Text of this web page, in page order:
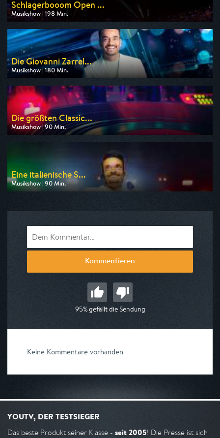
Schlagerbooom Open ...
Musikshow | 198 Min.
Ausgestrahlt von MDR
am 22.08.2026, 20:15
Die Giovanni Zarrel...
Musikshow | 180 Min.
Ausgestrahlt von ZDF
am 29.08.2026, 20:15
Die größten Classic...
Musikshow | 90 Min.
Ausgestrahlt von SR Fernsehen
Eine italienische S...
Musikshow | 90 Min.
Ausgestrahlt von ZDF
Kommentieren
95% gefällt die Sendung
Keine Kommentare vorhanden
YOUTV, DER TESTSIEGER
Das beste Produkt seiner Klasse - seit 2005! Die Presse ist sich